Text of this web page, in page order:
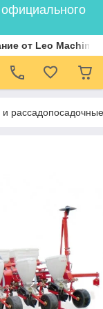
официального
от Leo
и